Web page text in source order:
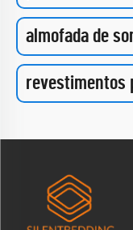
almofada de
revestimentos